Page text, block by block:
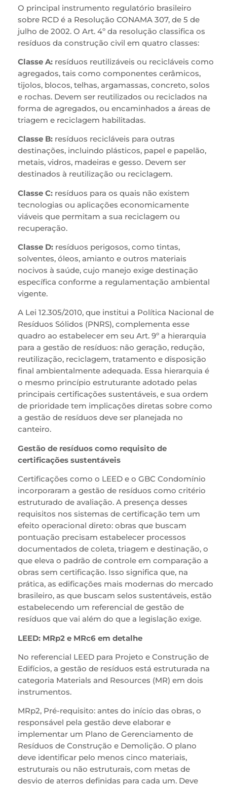
O principal instrumento regulatório brasileiro
sobre RCD é a Resolução CONAMA 307, de 5 de
julho de 2002. O Art. 4º da resolução classifica os
resíduos da construção civil em quatro classes:
Classe A: resíduos reutilizáveis ou recicláveis como
agregados, tais como componentes cerâmicos,
tijolos, blocos, telhas, argamassas, concreto, solos
e rochas. Devem ser reutilizados ou reciclados na
forma de agregados, ou encaminhados a áreas de
triagem e reciclagem habilitadas.
Classe B: resíduos recicláveis para outras
destinações, incluindo plásticos, papel e papelão,
metais, vidros, madeiras e gesso. Devem ser
destinados à reutilização ou reciclagem.
Classe C: resíduos para os quais não existem
tecnologias ou aplicações economicamente
viáveis que permitam a sua reciclagem ou
recuperação.
Classe D: resíduos perigosos, como tintas,
solventes, óleos, amianto e outros materiais
nocivos à saúde, cujo manejo exige destinação
específica conforme a regulamentação ambiental
vigente.
A Lei 12.305/2010, que institui a Política Nacional de
Resíduos Sólidos (PNRS), complementa esse
quadro ao estabelecer em seu Art. 9º a hierarquia
para a gestão de resíduos: não geração, redução,
reutilização, reciclagem, tratamento e disposição
final ambientalmente adequada. Essa hierarquia é
o mesmo princípio estruturante adotado pelas
principais certificações sustentáveis, e sua ordem
de prioridade tem implicações diretas sobre como
a gestão de resíduos deve ser planejada no
canteiro.
Gestão de resíduos como requisito de
certificações sustentáveis
Certificações como o LEED e o GBC Condomínio
incorporaram a gestão de resíduos como critério
estruturado de avaliação. A presença desses
requisitos nos sistemas de certificação tem um
efeito operacional direto: obras que buscam
pontuação precisam estabelecer processos
documentados de coleta, triagem e destinação, o
que eleva o padrão de controle em comparação a
obras sem certificação. Isso significa que, na
prática, as edificações mais modernas do mercado
brasileiro, as que buscam selos sustentáveis, estão
estabelecendo um referencial de gestão de
resíduos que vai além do que a legislação exige.
LEED: MRp2 e MRc6 em detalhe
No referencial LEED para Projeto e Construção de
Edifícios, a gestão de resíduos está estruturada na
categoria Materials and Resources (MR) em dois
instrumentos.
MRp2, Pré-requisito: antes do início das obras, o
responsável pela gestão deve elaborar e
implementar um Plano de Gerenciamento de
Resíduos de Construção e Demolição. O plano
deve identificar pelo menos cinco materiais,
estruturais ou não estruturais, com metas de
desvio de aterros definidas para cada um. Deve